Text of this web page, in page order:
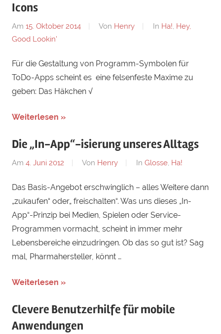
Icons
Am 15. Oktober 2014 Von Henry In Ha!, Hey,
Good Lookin'
Für die Gestaltung von Programm-Symbolen für
ToDo-Apps scheint es eine felsenfeste Maxime zu
geben: Das Häkchen √
Weiterlesen »
Die „In-App“-isierung unseres Alltags
Am 4. Juni 2012 Von Henry In Glosse, Ha!
Das Basis-Angebot erschwinglich – alles Weitere dann
„zukaufen“ oder„ freischalten“. Was uns dieses „In-
App“-Prinzip bei Medien, Spielen oder Service-
Programmen vormacht, scheint in immer mehr
Lebensbereiche einzudringen. Ob das so gut ist? Sag
mal, Pharmahersteller, könnt …
Weiterlesen »
Clevere Benutzerhilfe für mobile
Anwendungen